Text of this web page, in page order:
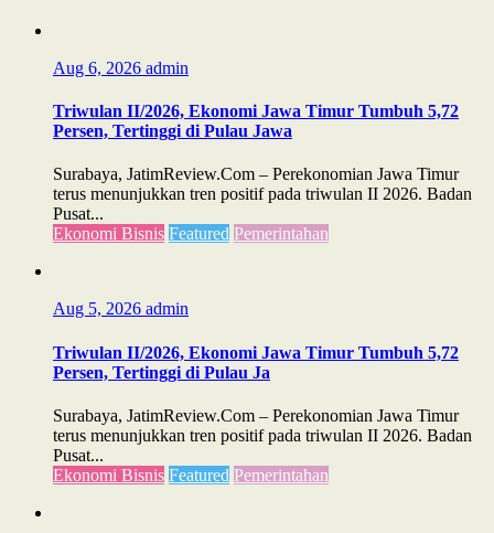
Aug 6, 2026 admin
Triwulan II/2026, Ekonomi Jawa Timur Tumbuh 5,72
Persen, Tertinggi di Pulau Jawa
Surabaya, JatimReview.Com – Perekonomian Jawa Timur
terus menunjukkan tren positif pada triwulan II 2026. Badan
Pusat...
Ekonomi Bisnis Featured Pemerintahan
Aug 5, 2026 admin
Triwulan II/2026, Ekonomi Jawa Timur Tumbuh 5,72
Persen, Tertinggi di Pulau Ja
Surabaya, JatimReview.Com – Perekonomian Jawa Timur
terus menunjukkan tren positif pada triwulan II 2026. Badan
Pusat...
Ekonomi Bisnis Featured Pemerintahan